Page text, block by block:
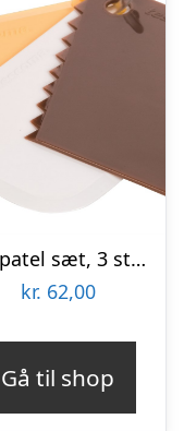
Dejspatel sæt, 3 stk. – Hurtig levering
kr. 62,00
Gå til shop